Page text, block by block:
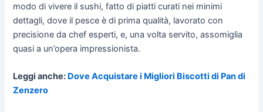
modo di vivere il sushi, fatto di piatti curati nei minimi
dettagli, dove il pesce è di prima qualità, lavorato con
precisione da chef esperti, e, una volta servito, assomiglia
quasi a un’opera impressionista.
Leggi anche: Dove Acquistare i Migliori Biscotti di Pan di
Zenzero